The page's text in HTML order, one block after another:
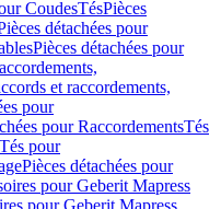
CoudesTésPièces
détachées pour
Pièces détachées pour
et raccordements,
pour
pour RaccordementsTés
pour
Pièces détachées pour
pour Geberit Mapress
pour Geberit Mapress